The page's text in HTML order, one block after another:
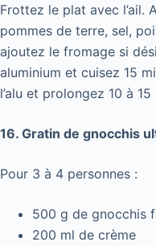
Frottez le plat avec l’ail.
pommes de terre, sel,
ajoutez le fromage si
aluminium et cuisez 15
l’alu et prolongez 10 à 15
16. Gratin de gnocchis
Pour 3 à 4 personnes :
500 g de gnocchis
200 ml de crème